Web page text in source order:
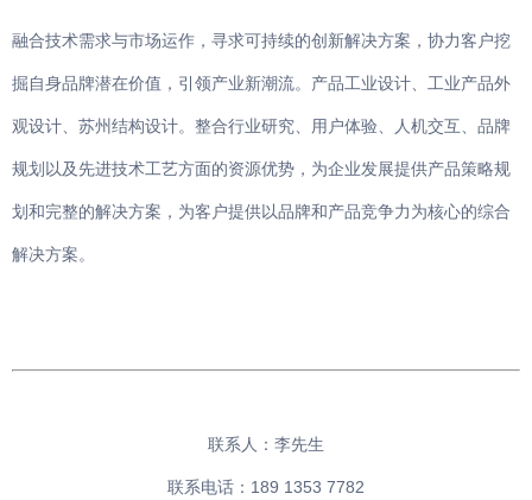
融合技术需求与市场运作，寻求可持续的创新解决方案，协力客户挖
掘自身品牌潜在价值，引领产业新潮流。产品工业设计、工业产品外
观设计、苏州结构设计。整合行业研究、用户体验、人机交互、品牌
规划以及先进技术工艺方面的资源优势，为企业发展提供产品策略规
划和完整的解决方案，为客户提供以品牌和产品竞争力为核心的综合
解决方案。
联系人：李先生
联系电话：189 1353 7782